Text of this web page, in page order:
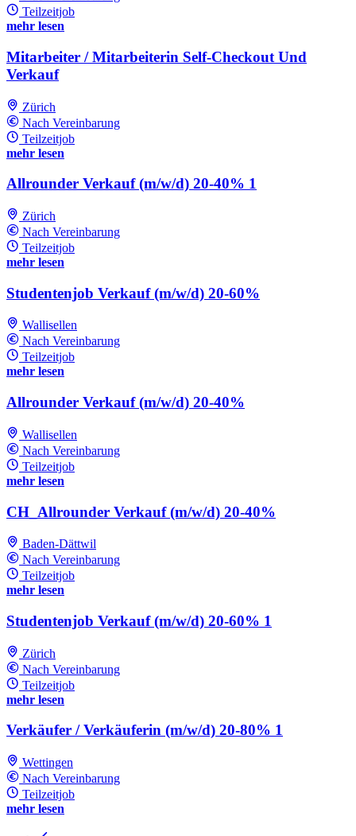
Teilzeitjob
mehr lesen
Mitarbeiter / Mitarbeiterin Self-Checkout Und
Verkauf
Zürich
Nach Vereinbarung
Teilzeitjob
mehr lesen
Allrounder Verkauf (m/w/d) 20-40% 1
Zürich
Nach Vereinbarung
Teilzeitjob
mehr lesen
Studentenjob Verkauf (m/w/d) 20-60%
Wallisellen
Nach Vereinbarung
Teilzeitjob
mehr lesen
Allrounder Verkauf (m/w/d) 20-40%
Wallisellen
Nach Vereinbarung
Teilzeitjob
mehr lesen
CH_Allrounder Verkauf (m/w/d) 20-40%
Baden-Dättwil
Nach Vereinbarung
Teilzeitjob
mehr lesen
Studentenjob Verkauf (m/w/d) 20-60% 1
Zürich
Nach Vereinbarung
Teilzeitjob
mehr lesen
Verkäufer / Verkäuferin (m/w/d) 20-80% 1
Wettingen
Nach Vereinbarung
Teilzeitjob
mehr lesen